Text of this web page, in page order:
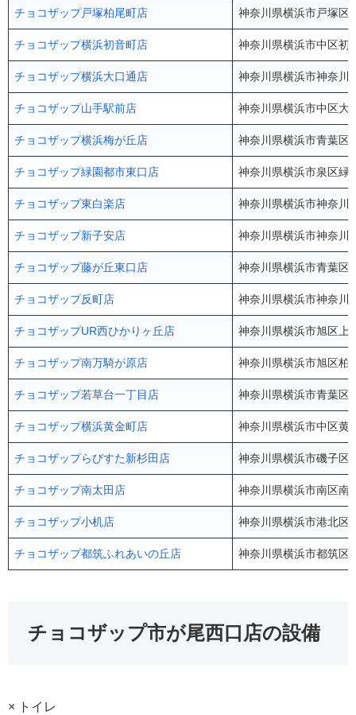
チョコザップ戸塚柏尾町店 神奈川県横浜市戸塚
チョコザップ横浜初音町店 神奈川県横浜市中区
チョコザップ横浜大口通店 神奈川県横浜市神奈
チョコザップ山手駅前店 神奈川県横浜市中区
チョコザップ横浜梅が丘店 神奈川県横浜市青葉
チョコザップ緑園都市東口店 神奈川県横浜市泉区
チョコザップ東白楽店 神奈川県横浜市神奈
チョコザップ新子安店 神奈川県横浜市神奈
チョコザップ藤が丘東口店 神奈川県横浜市青葉
チョコザップ反町店 神奈川県横浜市神奈
チョコザップUR西ひかりヶ丘店 神奈川県横浜市旭区
チョコザップ南万騎が原店 神奈川県横浜市旭区
チョコザップ若草台一丁目店 神奈川県横浜市青葉
チョコザップ横浜黄金町店 神奈川県横浜市中区
チョコザップらびすた新杉田店 神奈川県横浜市磯子
チョコザップ南太田店 神奈川県横浜市南区
チョコザップ小机店 神奈川県横浜市港北
チョコザップ都筑ふれあいの丘店 神奈川県横浜市都筑
チョコザップ市が尾西口店の設備
× トイレ